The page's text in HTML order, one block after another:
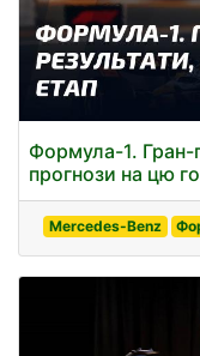
Формула-1. Гран-
прогнози на цю
Mercedes-Benz